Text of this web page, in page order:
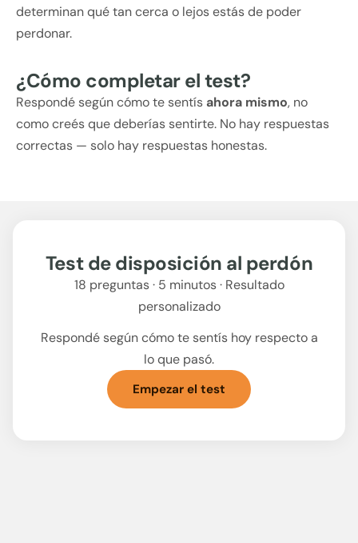
determinan qué tan cerca o lejos estás de poder
perdonar.
¿Cómo completar el test?
Respondé según cómo te sentís ahora mismo, no
como creés que deberías sentirte. No hay respuestas
correctas — solo hay respuestas honestas.
Test de disposición al perdón
18 preguntas · 5 minutos · Resultado
personalizado
Respondé según cómo te sentís hoy respecto a
lo que pasó.
Empezar el test